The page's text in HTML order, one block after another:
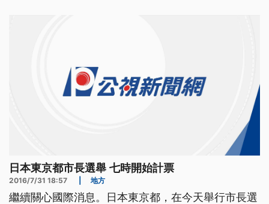
日本東京都市長選舉 七時開始計票
2016/7/31 18:57 地方
繼續關心國際消息。日本東京都，在今天舉行市長選